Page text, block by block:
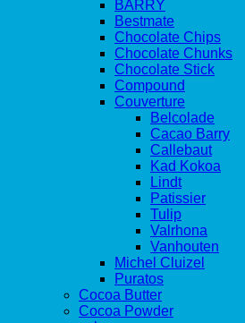
BARRY
Bestmate
Chocolate Chips
Chocolate Chunks
Chocolate Stick
Compound
Couverture
Belcolade
Cacao Barry
Callebaut
Kad Kokoa
Lindt
Patissier
Tulip
Valrhona
Vanhouten
Michel Cluizel
Puratos
Cocoa Butter
Cocoa Powder